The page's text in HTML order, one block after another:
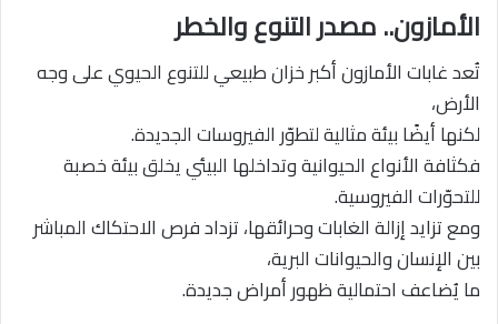
الأمازون.. مصدر التنوع والخطر
تُعد غابات الأمازون أكبر خزان طبيعي للتنوع الحيوي على وجه
الأرض،
لكنها أيضًا بيئة مثالية لتطوّر الفيروسات الجديدة.
فكثافة الأنواع الحيوانية وتداخلها البيئي يخلق بيئة خصبة
للتحوّرات الفيروسية.
ومع تزايد إزالة الغابات وحرائقها، تزداد فرص الاحتكاك المباشر
بين الإنسان والحيوانات البرية،
ما يُضاعف احتمالية ظهور أمراض جديدة.